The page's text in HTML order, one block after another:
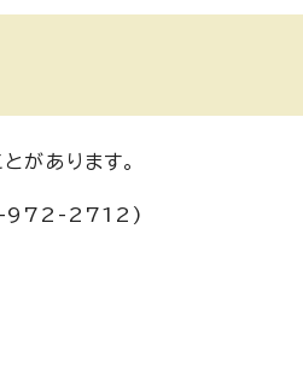
があります。
972-2712)